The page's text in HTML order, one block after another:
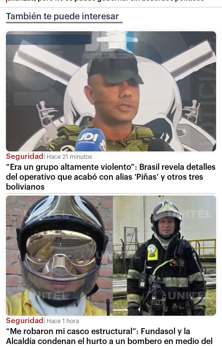
También te puede interesar
Seguridad Hace 21 minutos
“Era un grupo altamente violento”: Brasil revela detalles
del operativo que acabó con alias ‘Piñas’ y otros tres
bolivianos
Seguridad Hace 1 hora
“Me robaron mi casco estructural”: Fundasol y la
Alcaldía condenan el hurto a un bombero en medio del